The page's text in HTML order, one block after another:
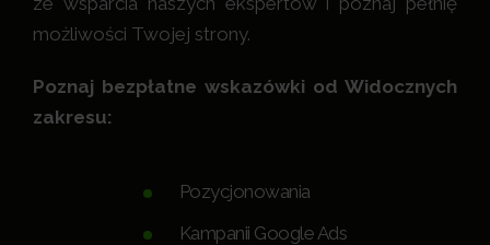
możliwości Twojej strony.
Poznaj bezpłatne wskazówki od Widocznych
zakresu:
Pozycjonowania
Kampanii Google Ads